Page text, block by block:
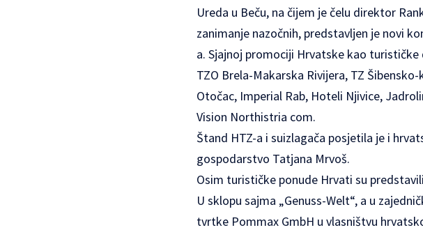
Ureda u Beču, na čijem je čelu direktor
zanimanje nazočnih, predstavljen je novi
a. Sjajnoj promociji Hrvatske kao
TZO Brela-Makarska Rivijera, TZ
Otočac, Imperial Rab, Hoteli Njivice,
Vision Northistria com.
Štand HTZ-a i suizlagača posjetila je i
gospodarstvo Tatjana Mrvoš.
Osim turističke ponude Hrvati su
U sklopu sajma „Genuss-Welt“, a u
tvrtke Pommax GmbH u vlasništvu